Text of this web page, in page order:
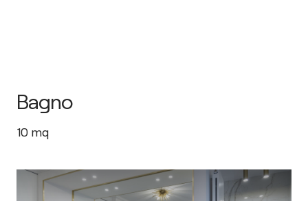
Bagno
10 mq